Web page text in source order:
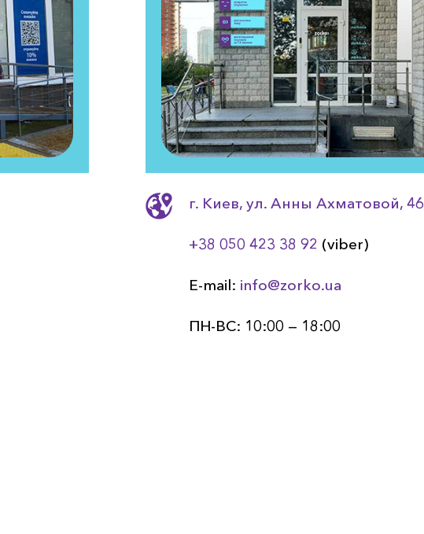
г. Киев, ул. Анны Ахматовой, 46
+38 050 423 38 92 (viber)
E-mail: info@zorko.ua
ПН-ВС: 10:00 — 18:00